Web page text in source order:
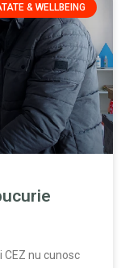
& WELLBEING
nu cunosc